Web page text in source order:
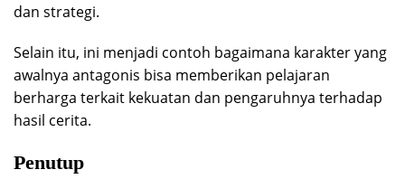
dan strategi.
Selain itu, ini menjadi contoh bagaimana karakter yang
awalnya antagonis bisa memberikan pelajaran
berharga terkait kekuatan dan pengaruhnya terhadap
hasil cerita.
Penutup